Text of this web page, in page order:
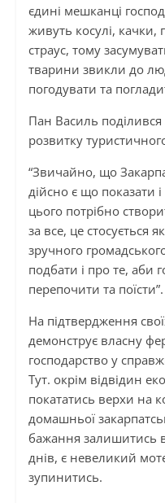
єдині мешканці
живуть косулі, качки,
страус, тому
тварини звикли до
погодувати та
Пан Василь
розвитку
“Звичайно, що
дійсно є що показати
цього потрібно
за все, це стосується
зручного
подбати і про те, аби
перепочити та поїсти”.
На підтвердження
демонструє власну
господарство у
Тут. окрім відвідин
покататись верхи на
домашньої
бажання залишитись в
днів, є невеликий
зупинитись.